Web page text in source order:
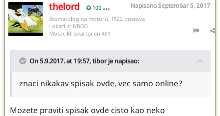
thelord 100 NapisanoSeptembar 5, 2017
Stomatolog na motoru, 1522 postova
Lokacija: NBGD
Motocikl: Svartpilen 401
On 5.9.2017. at 19:57,tiborje napisao:
znaci nikakav spisak ovde, vec samo online?
Mozete praviti spisak ovde cisto kao neko